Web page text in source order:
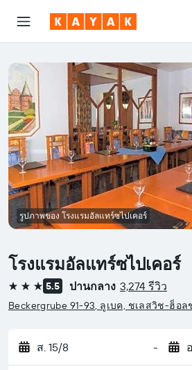
โรงแรมอัลแทร์ซไปเคอร์
3 ดาว 5.5 ปานกลาง 3,274 รีวิว
Beckergrube 91-93, ลูเบค, ชเลสวิช-ฮ็อ
ส. 15/8 -
รูปภาพของ โรงแรมอัลแทร์ซไปเคอร์